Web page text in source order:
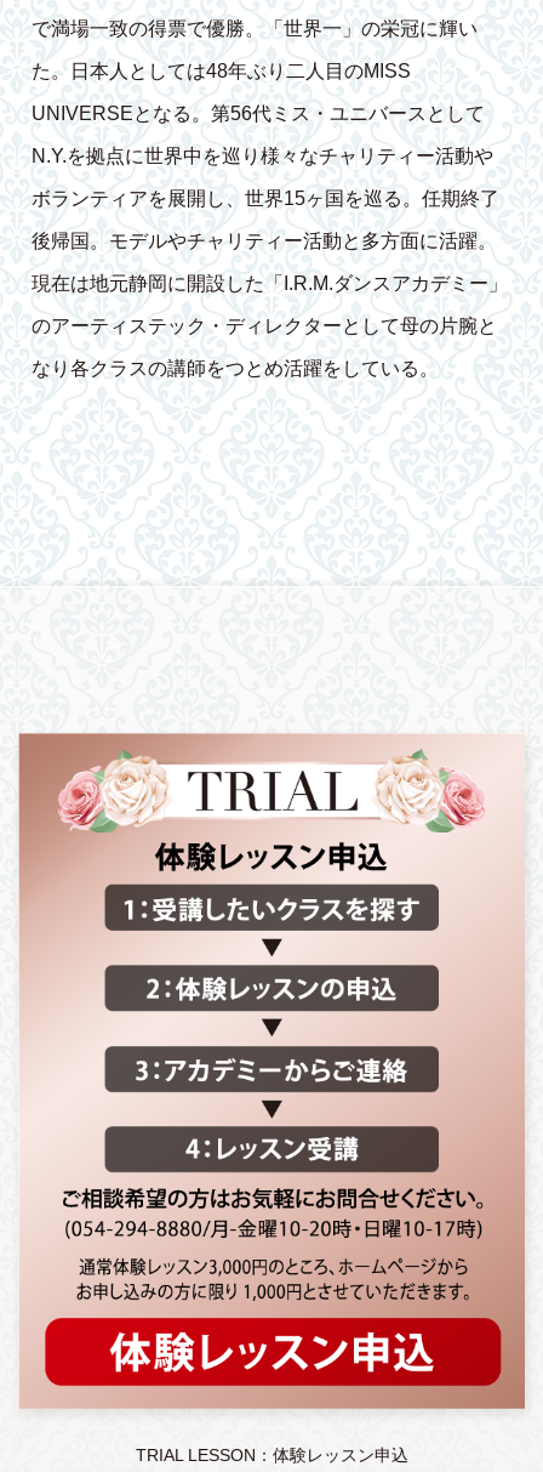
で満場一致の得票で優勝。「世界一」の栄冠に輝い
た。日本人としては48年ぶり二人目のMISS
UNIVERSEとなる。第56代ミス・ユニバースとして
N.Y.を拠点に世界中を巡り様々なチャリティー活動や
ボランティアを展開し、世界15ヶ国を巡る。任期終了
後帰国。モデルやチャリティー活動と多方面に活躍。
現在は地元静岡に開設した「I.R.M.ダンスアカデミー」
のアーティステック・ディレクターとして母の片腕と
なり各クラスの講師をつとめ活躍をしている。
TRIAL LESSON：体験レッスン申込